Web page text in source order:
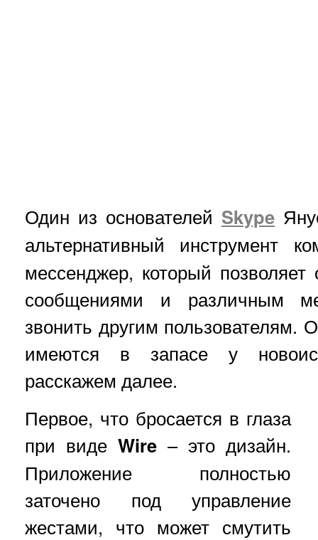
Один из основателей Skype
альтернативный инструмент
мессенджер, который
сообщениями и различным
звонить другим пользователям.
имеются в запасе у
расскажем далее.
Первое, что бросается в глаза
при виде Wire – это дизайн.
Приложение полностью
заточено под управление
жестами, что может смутить